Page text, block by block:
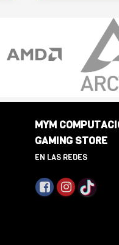
MYM
GAMING STORE
EN LAS REDES